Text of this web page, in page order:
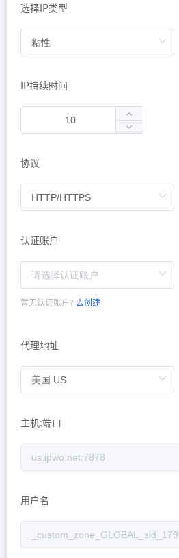
选择IP类型
IP持续时间
协议
认证账户
暂无认证账户? 去创建
代理地址
主机:端口
用户名